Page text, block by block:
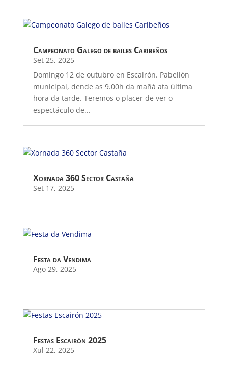
Campeonato Galego de bailes Caribeños
Set 25, 2025
Domingo 12 de outubro en Escairón. Pabellón
municipal, dende as 9.00h da mañá ata última
hora da tarde. Teremos o placer de ver o
espectáculo de...
Xornada 360 Sector Castaña
Set 17, 2025
Festa da Vendima
Ago 29, 2025
Festas Escairón 2025
Xul 22, 2025